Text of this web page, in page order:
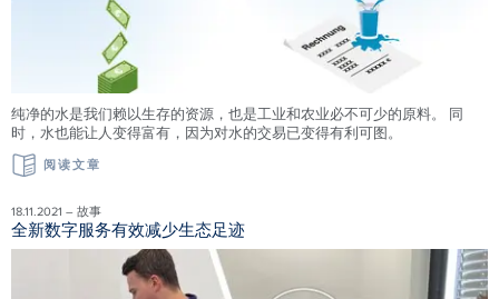
纯净的水是我们赖以生存的资源，也是工业和农业必不可少的原料。 同
时，水也能让人变得富有，因为对水的交易已变得有利可图。
阅读文章
18.11.2021 – 故事
全新数字服务有效减少生态足迹